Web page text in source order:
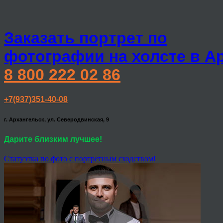
Заказать портрет по
фотографии на холсте в
8 800 222 02 86
+7(937)351-40-08
г. Архангельск, ул. Северодвинская, 9
Дарите близким лучшее!
Статуэтка по фото с портретным сходством!